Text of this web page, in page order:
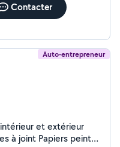
Contacter
Auto-entrepreneur
et extérieur
peints